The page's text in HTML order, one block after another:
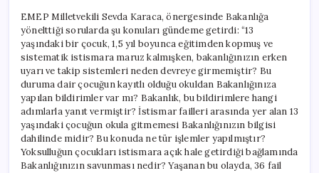
EMEP Milletvekili Sevda Karaca, önergesinde Bakanlığa
yönelttiği sorularda şu konuları gündeme getirdi: “13
yaşındaki bir çocuk, 1,5 yıl boyunca eğitimden kopmuş ve
sistematik istismara maruz kalmışken, bakanlığınızın erken
uyarı ve takip sistemleri neden devreye girmemiştir? Bu
duruma dair çocuğun kayıtlı olduğu okuldan Bakanlığınıza
yapılan bildirimler var mı? Bakanlık, bu bildirimlere hangi
adımlarla yanıt vermiştir? İstismar failleri arasında yer alan 13
yaşındaki çocuğun okula gitmemesi Bakanlığınızın bilgisi
dahilinde midir? Bu konuda ne tür işlemler yapılmıştır?
Yoksulluğun çocukları istismara açık hale getirdiği bağlamında
Bakanlığınızın savunması nedir? Yaşanan bu olayda, 36 fail